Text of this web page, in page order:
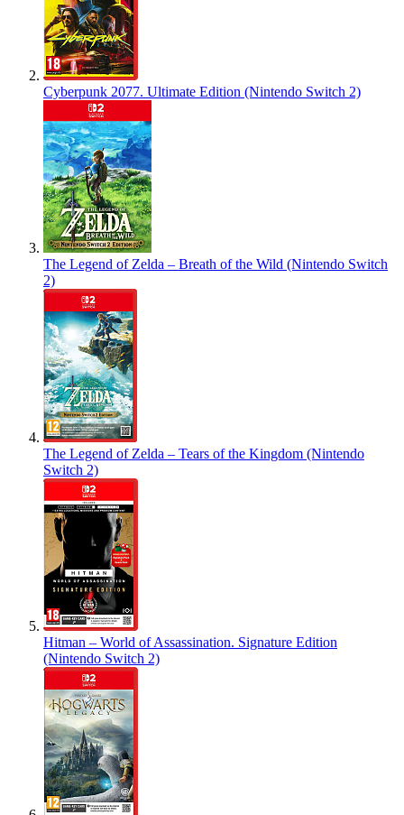
Cyberpunk 2077. Ultimate Edition (Nintendo Switch 2)
The Legend of Zelda – Breath of the Wild (Nintendo Switch
2)
The Legend of Zelda – Tears of the Kingdom (Nintendo
Switch 2)
Hitman – World of Assassination. Signature Edition
(Nintendo Switch 2)